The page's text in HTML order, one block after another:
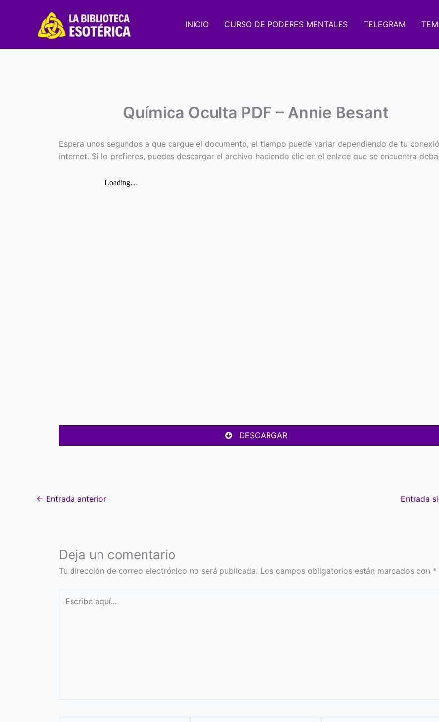
INICIO CURSO DE PODERES MENTALES TELEGRAM
Química Oculta PDF – Annie Besant
Espera unos segundos a que cargue el documento, el tiempo puede variar dependiendo de tu
internet. Si lo prefieres, puedes descargar el archivo haciendo clic en el enlace que se encuentra
DESCARGAR
← Entrada anterior Entrada
Deja un comentario
Tu dirección de correo electrónico no será publicada. Los campos obligatorios están marcados con *
aquí...